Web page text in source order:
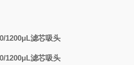
1200μL滤芯吸头
1200μL滤芯吸头